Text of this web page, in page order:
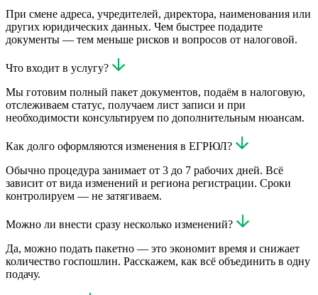
При смене адреса, учредителей, директора, наименования или
других юридических данных. Чем быстрее подадите
документы — тем меньше рисков и вопросов от налоговой.
Что входит в услугу?
Мы готовим полный пакет документов, подаём в налоговую,
отслеживаем статус, получаем лист записи и при
необходимости консультируем по дополнительным нюансам.
Как долго оформляются изменения в ЕГРЮЛ?
Обычно процедура занимает от 3 до 7 рабочих дней. Всё
зависит от вида изменений и региона регистрации. Сроки
контролируем — не затягиваем.
Можно ли внести сразу несколько изменений?
Да, можно подать пакетно — это экономит время и снижает
количество госпошлин. Расскажем, как всё объединить в одну
подачу.